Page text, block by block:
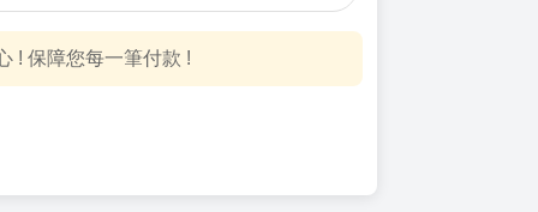
! 保障您每一筆付款 !